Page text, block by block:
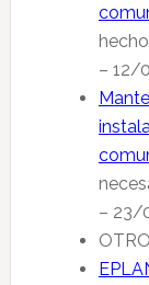
– 12/
– 23/